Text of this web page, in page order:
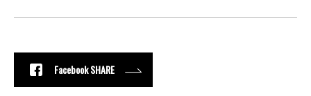
Facebook SHARE